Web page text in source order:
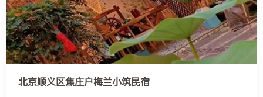
北京顺义区焦庄户梅兰小筑民宿